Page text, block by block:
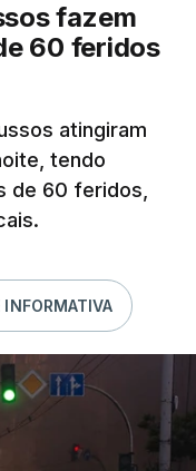
fazem
60 feridos
atingiram
tendo
de 60 feridos,